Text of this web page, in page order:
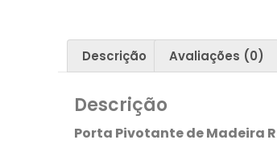
Descrição Avaliações (0)
Descrição
Porta Pivotante de Madeira